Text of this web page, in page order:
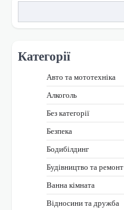
Категорії
Авто та мототехніка
Алкоголь
Без категорії
Безпека
Бодибілдинг
Будівництво та ремонт
Ванна кімната
Відносини та дружба